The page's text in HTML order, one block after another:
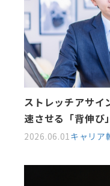
ストレッチアサイ
速させる「背伸び
2026.06.01キャリア